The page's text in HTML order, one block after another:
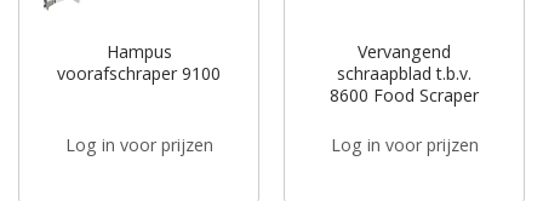
Hampus
voorafschraper 9100
Log in voor prijzen
Vervangend
schraapblad t.b.v.
8600 Food Scraper
Log in voor prijzen